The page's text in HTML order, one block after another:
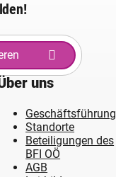
uns
Geschäftsführung
Standorte
Beteiligungen des
BFI OÖ
AGB